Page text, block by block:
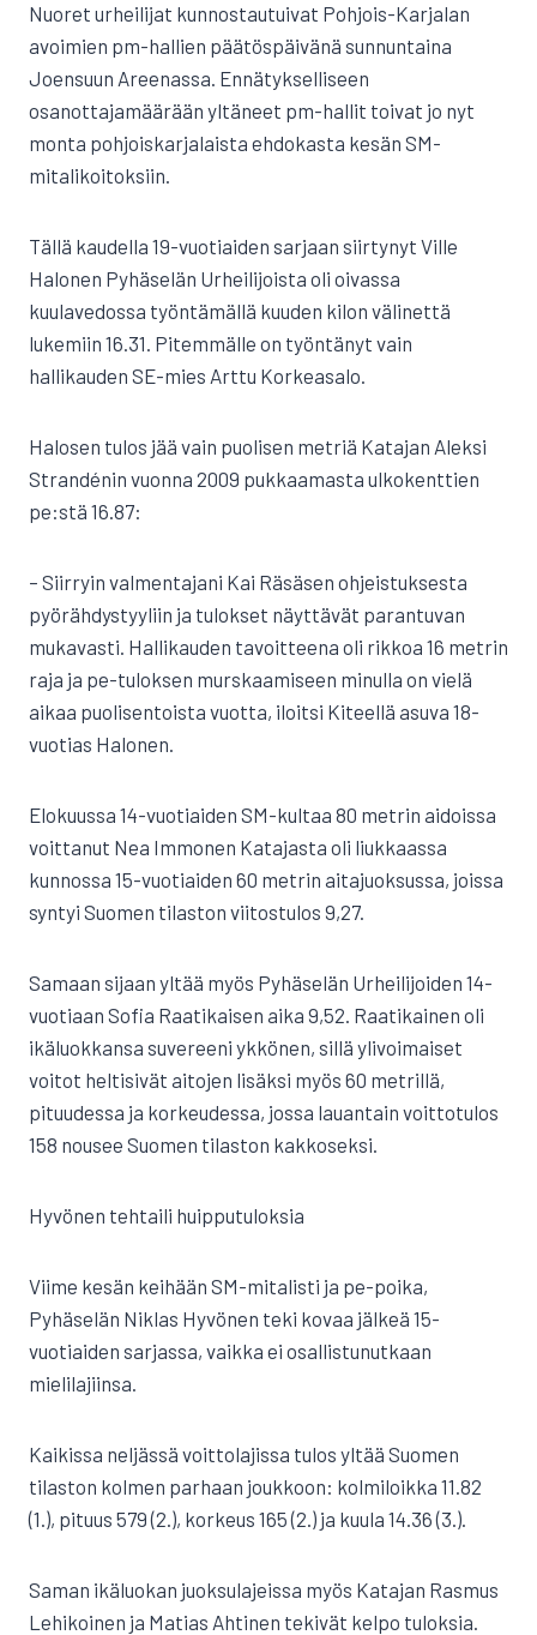
Nuoret urheilijat kunnostautuivat Pohjois-Karjalan
avoimien pm-hallien päätöspäivänä sunnuntaina
Joensuun Areenassa. Ennätykselliseen
osanottajamäärään yltäneet pm-hallit toivat jo nyt
monta pohjoiskarjalaista ehdokasta kesän SM-
mitalikoitoksiin.
Tällä kaudella 19-vuotiaiden sarjaan siirtynyt Ville
Halonen Pyhäselän Urheilijoista oli oivassa
kuulavedossa työntämällä kuuden kilon välinettä
lukemiin 16.31. Pitemmälle on työntänyt vain
hallikauden SE-mies Arttu Korkeasalo.
Halosen tulos jää vain puolisen metriä Katajan Aleksi
Strandénin vuonna 2009 pukkaamasta ulkokenttien
pe:stä 16.87:
– Siirryin valmentajani Kai Räsäsen ohjeistuksesta
pyörähdystyyliin ja tulokset näyttävät parantuvan
mukavasti. Hallikauden tavoitteena oli rikkoa 16 metrin
raja ja pe-tuloksen murskaamiseen minulla on vielä
aikaa puolisentoista vuotta, iloitsi Kiteellä asuva 18-
vuotias Halonen.
Elokuussa 14-vuotiaiden SM-kultaa 80 metrin aidoissa
voittanut Nea Immonen Katajasta oli liukkaassa
kunnossa 15-vuotiaiden 60 metrin aitajuoksussa, joissa
syntyi Suomen tilaston viitostulos 9,27.
Samaan sijaan yltää myös Pyhäselän Urheilijoiden 14-
vuotiaan Sofia Raatikaisen aika 9,52. Raatikainen oli
ikäluokkansa suvereeni ykkönen, sillä ylivoimaiset
voitot heltisivät aitojen lisäksi myös 60 metrillä,
pituudessa ja korkeudessa, jossa lauantain voittotulos
158 nousee Suomen tilaston kakkoseksi.
Hyvönen tehtaili huipputuloksia
Viime kesän keihään SM-mitalisti ja pe-poika,
Pyhäselän Niklas Hyvönen teki kovaa jälkeä 15-
vuotiaiden sarjassa, vaikka ei osallistunutkaan
mielilajiinsa.
Kaikissa neljässä voittolajissa tulos yltää Suomen
tilaston kolmen parhaan joukkoon: kolmiloikka 11.82
(1.), pituus 579 (2.), korkeus 165 (2.) ja kuula 14.36 (3.).
Saman ikäluokan juoksulajeissa myös Katajan Rasmus
Lehikoinen ja Matias Ahtinen tekivät kelpo tuloksia.